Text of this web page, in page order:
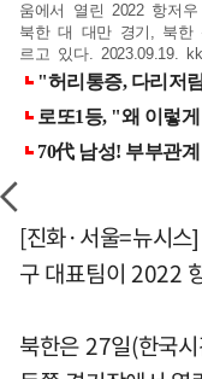
움에서 열린 2022 항저
북한 대 대만 경기, 북한
르고 있다. 2023.09.19.
[진화·서울=뉴시스
구 대표팀이 2022
북한은 27일(한국